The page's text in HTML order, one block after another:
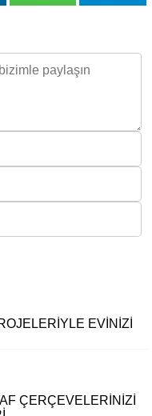
EVINIZI
ÇERÇEVELERINIZI